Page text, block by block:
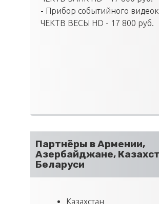
- Прибор событийного
ЧЕКТВ ВЕСЫ HD - 17 800 руб.
Партнёры в Армении,
Азербайджане,
Беларуси
Казахстан